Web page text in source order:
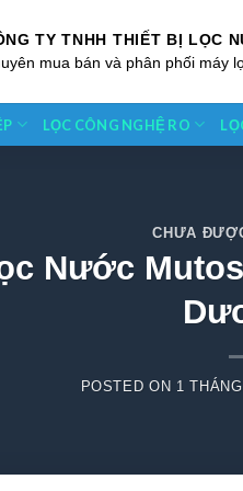
TY TNHH THIẾT BỊ LỌC
mua bán và phân phối máy
LỌC CÔNG NGHỆ RO
CHƯA
Nước
POSTED ON 1